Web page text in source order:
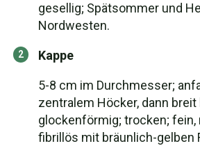
gesellig; Spätsommer und
Nordwesten.
Kappe
5-8 cm im Durchmesser;
zentralem Höcker, dann
glockenförmig; trocken; fein,
fibrillös mit bräunlich-gelben